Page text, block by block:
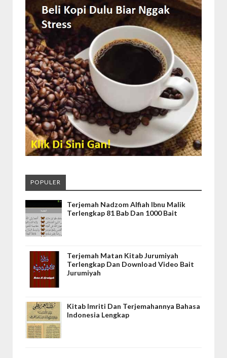
POPULER
Terjemah Nadzom Alfiah Ibnu Malik
Terlengkap 81 Bab Dan 1000 Bait
Terjemah Matan Kitab Jurumiyah
Terlengkap Dan Download Video Bait
Jurumiyah
Kitab Imriti Dan Terjemahannya Bahasa
Indonesia Lengkap